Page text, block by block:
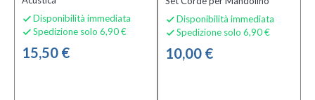
 Disponibilità immediata
 Spedizione solo 6,90 €
15,50 €
 Disponibilità immediata
 Spedizione solo 6,90 €
10,00 €